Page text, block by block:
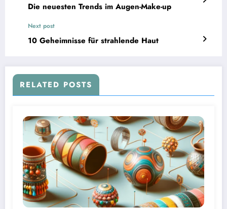
Die neuesten Trends im Augen-Make-up
Next post
10 Geheimnisse für strahlende Haut
RELATED POSTS